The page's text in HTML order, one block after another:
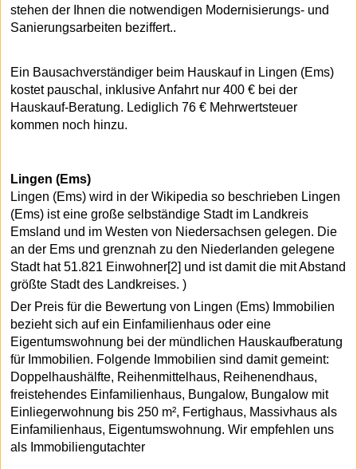
stehen der Ihnen die notwendigen Modernisierungs- und
Sanierungsarbeiten beziffert..
Ein Bausachverständiger beim Hauskauf in Lingen (Ems)
kostet pauschal, inklusive Anfahrt nur 400 € bei der
Hauskauf-Beratung. Lediglich 76 € Mehrwertsteuer
kommen noch hinzu.
Lingen (Ems)
Lingen (Ems) wird in der Wikipedia so beschrieben Lingen
(Ems) ist eine große selbständige Stadt im Landkreis
Emsland und im Westen von Niedersachsen gelegen. Die
an der Ems und grenznah zu den Niederlanden gelegene
Stadt hat 51.821 Einwohner[2] und ist damit die mit Abstand
größte Stadt des Landkreises. )
Der Preis für die Bewertung von Lingen (Ems) Immobilien
bezieht sich auf ein Einfamilienhaus oder eine
Eigentumswohnung bei der mündlichen Hauskaufberatung
für Immobilien. Folgende Immobilien sind damit gemeint:
Doppelhaushälfte, Reihenmittelhaus, Reihenendhaus,
freistehendes Einfamilienhaus, Bungalow, Bungalow mit
Einliegerwohnung bis 250 m², Fertighaus, Massivhaus als
Einfamilienhaus, Eigentumswohnung. Wir empfehlen uns
als Immobiliengutachter